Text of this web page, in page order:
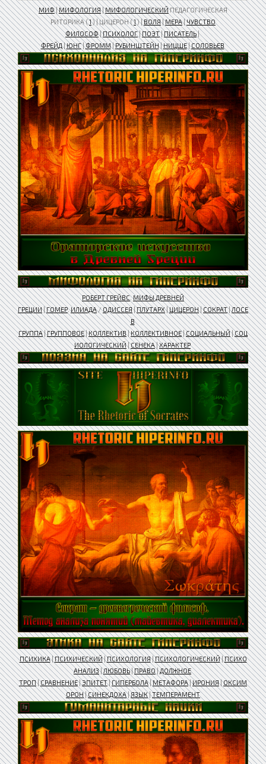
МИФ|МИФОЛОГИЯ|МИФОЛОГИЧЕСКИЙПЕДАГОГИЧЕСКАЯ
РИТОРИКА (1) | ЦИЦЕРОН (1) |ВОЛЯ|МЕРА|ЧУВСТВО
ФИЛОСОФ|ПСИХОЛОГ|ПОЭТ|ПИСАТЕЛЬ|
ФРЕЙД|ЮНГ|ФРОММ|РУБИНШТЕЙН|НИЦШЕ|СОЛОВЬЕВ
РОБЕРТ ГРЕЙВС.МИФЫ ДРЕВНЕЙ
ГРЕЦИИ|ГОМЕР.ИЛИАДА/ОДИССЕЯ|ПЛУТАРХ|ЦИЦЕРОН|СОКРАТ|ЛОСЕ
В
ГРУППА|ГРУППОВОЕ|КОЛЛЕКТИВ|КОЛЛЕКТИВНОЕ|СОЦИАЛЬНЫЙ|СОЦ
ИОЛОГИЧЕСКИЙ|СЕНЕКА|ХАРАКТЕР
ПСИХИКА|ПСИХИЧЕСКИЙ|ПСИХОЛОГИЯ|ПСИХОЛОГИЧЕСКИЙ|ПСИХО
АНАЛИЗ|ЛЮБОВЬ|ПРАВО|ДОЛЖНОЕ
ТРОП|СРАВНЕНИЕ|ЭПИТЕТ|ГИПЕРБОЛА|МЕТАФОРА|ИРОНИЯ|ОКСИМ
ОРОН|СИНЕКДОХА|ЯЗЫК|ТЕМПЕРАМЕНТ